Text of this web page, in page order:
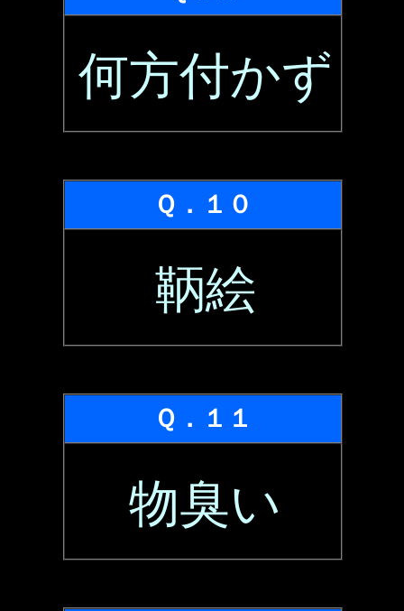
何方付かず
Ｑ．１０
鞆絵
Ｑ．１１
物臭い